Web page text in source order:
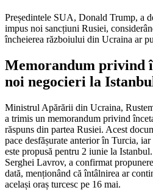
Președintele SUA, Donald Trump, a
impus noi sancțiuni Rusiei,
încheierea războiului din Ucraina ar
Memorandum privind
noi negocieri la
Ministrul Apărării din Ucraina,
a trimis un memorandum privind
răspuns din partea Rusiei. Acest
pace desfășurate anterior în Turcia,
este propusă pentru 2 iunie la
Serghei Lavrov, a confirmat
dată, menționând că întâlnirea ar
același oraș turcesc pe 16 mai.